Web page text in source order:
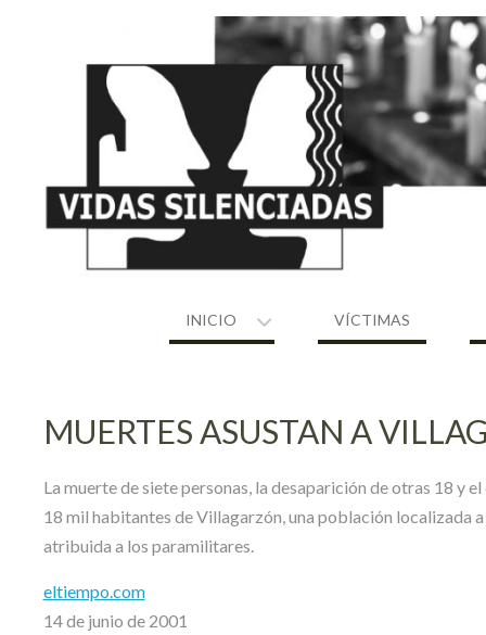
INICIO VÍCTIMAS
MUERTES ASUSTAN A
La muerte de siete personas, la desaparición de otras 18 y
18 mil habitantes de Villagarzón, una población localizada
atribuida a los paramilitares.
eltiempo.com
14 de junio de 2001